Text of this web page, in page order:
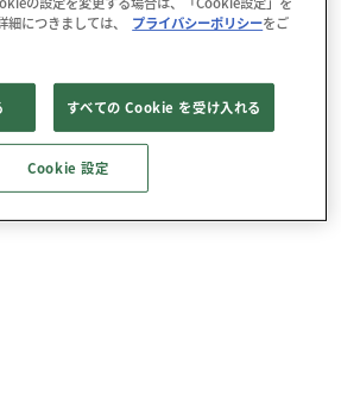
につきましては、
プライバシーポリシーをご
すべての Cookie を受け入れる
Cookie 設定